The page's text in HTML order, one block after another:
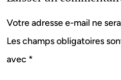
Votre adresse e-mail ne
Les champs obligatoires
avec *